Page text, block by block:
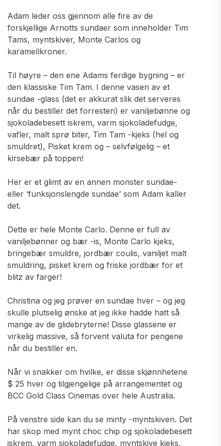
Adam leder oss gjennom alle fire av de
forskjellige Arnotts sundaer som inneholder Tim
Tams, myntskiver, Monte Carlos og
karamellkroner.
Til høyre – den ene Adams ferdige bygning – er
den klassiske Tim Tam. I denne vasen av et
sundae -glass (det er akkurat slik det serveres
når du bestiller det forresten) er vaniljebønne og
sjokoladebesett iskrem, varm sjokoladefudge,
vafler, malt sprø biter, Tim Tam -kjeks (hel og
smuldret), Pisket krem ​​og – selvfølgelig – et
kirsebær på toppen!
Her er et glimt av en annen monster sundae-
eller ‘funksjonslengde sundae’ som Adam kaller
det.
Dette er hele Monte Carlo. Denne er full av
vaniljebønner og bær -is, Monte Carlo kjeks,
bringebær smuldre, jordbær coulis, vaniljet malt
smuldring, pisket krem ​​og friske jordbær for et
blitz av farger!
Christina og jeg prøver en sundae hver – og jeg
skulle plutselig ønske at jeg ikke hadde hatt så
mange av de glidebryterne! Disse glassene er
virkelig massive, så forvent valuta for pengene
når du bestiller en.
Når vi snakker om hvilke, er disse skjønnhetene
$ 25 hver og tilgjengelige på arrangementet og
BCC Gold Class Cinemas over hele Australia.
På venstre side kan du se minty -myntskiven. Det
har skop med mynt choc chip og sjokoladebesett
iskrem, varm sjokoladefudge, myntskive kjeks,